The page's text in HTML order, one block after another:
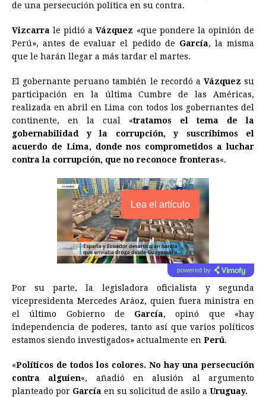
de una persecución política en su contra.
Vizcarra le pidió aVázquez «que pondere la opinión de
Perú», antes de evaluar el pedido de García, la misma
que le harán llegar a más tardar el martes.
El gobernante peruano también le recordó a Vázquez su
participación en la última Cumbre de las Américas,
realizada en abril en Lima con todos los gobernantes del
continente, en la cual «tratamos el tema de la
gobernabilidad y la corrupción, y suscribimos el
acuerdo de Lima, donde nos comprometidos a luchar
contra la corrupción, que no reconoce fronteras«.
Lea el artículo
powered by
Por su parte, la legisladora oficialista y segunda
vicepresidenta Mercedes Aráoz, quien fuera ministra en
el último Gobierno de García, opinó que «hay
independencia de poderes, tanto así que varios políticos
estamos siendo investigados» actualmente en Perú.
«Políticos de todos los colores. No hay una persecución
contra alguien«, añadió en alusión al argumento
planteado por García en su solicitud de asilo a Uruguay.